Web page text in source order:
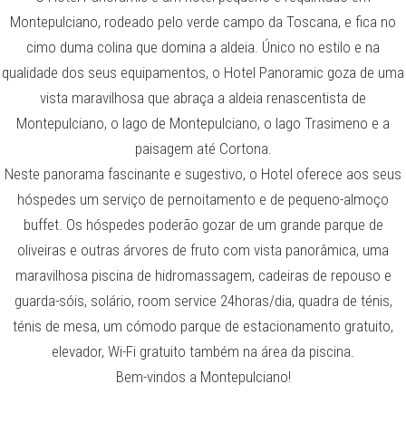
Montepulciano, rodeado pelo verde campo da Toscana, e fica no
cimo duma colina que domina a aldeia. Único no estilo e na
qualidade dos seus equipamentos, o Hotel Panoramic goza de uma
vista maravilhosa que abraça a aldeia renascentista de
Montepulciano, o lago de Montepulciano, o lago Trasimeno e a
paisagem até Cortona.
Neste panorama fascinante e sugestivo, o Hotel oferece aos seus
hóspedes um serviço de pernoitamento e de pequeno-almoço
buffet. Os hóspedes poderão gozar de um grande parque de
oliveiras e outras árvores de fruto com vista panorâmica, uma
maravilhosa piscina de hidromassagem, cadeiras de repouso e
guarda-sóis, solário, room service 24horas/dia, quadra de ténis,
ténis de mesa, um cómodo parque de estacionamento gratuito,
elevador, Wi-Fi gratuito também na área da piscina.
Bem-vindos a Montepulciano!